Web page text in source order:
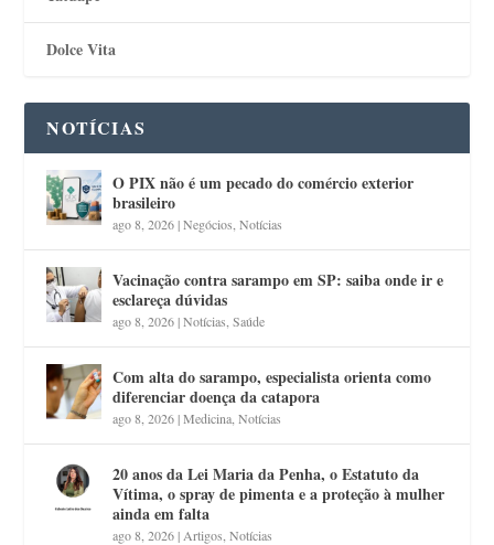
Dolce Vita
NOTÍCIAS
O PIX não é um pecado do comércio exterior
brasileiro
ago 8, 2026|Negócios ,Notícias
Vacinação contra sarampo em SP: saiba onde ir e
esclareça dúvidas
ago 8, 2026|Notícias ,Saúde
Com alta do sarampo, especialista orienta como
diferenciar doença da catapora
ago 8, 2026|Medicina ,Notícias
20 anos da Lei Maria da Penha, o Estatuto da
Vítima, o spray de pimenta e a proteção à mulher
ainda em falta
ago 8, 2026| Artigos ,Notícias